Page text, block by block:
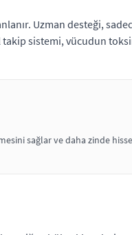
Uzman desteği,
sistemi, vücudun
sağlar ve daha zinde